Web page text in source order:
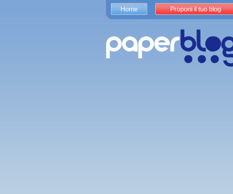
Home Proponi il tuo blog